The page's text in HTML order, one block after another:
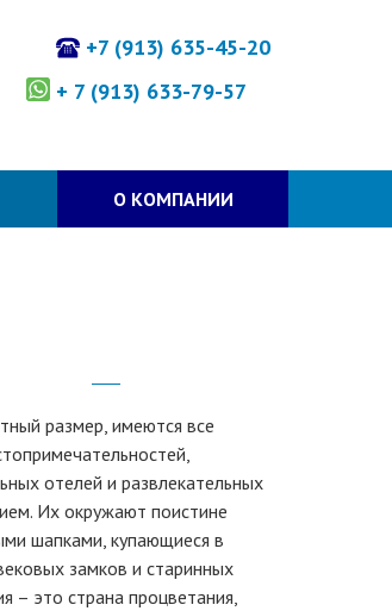
+7 (913) 635-45-20
+ 7 (913) 633-79-57
О КОМПАНИИ
размер, имеются все
отелей и развлекательных
Их окружают поистине
шапками, купающиеся в
замков и старинных
– это страна процветания,